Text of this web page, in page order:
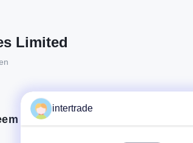
Limited
contact op.
intertrade